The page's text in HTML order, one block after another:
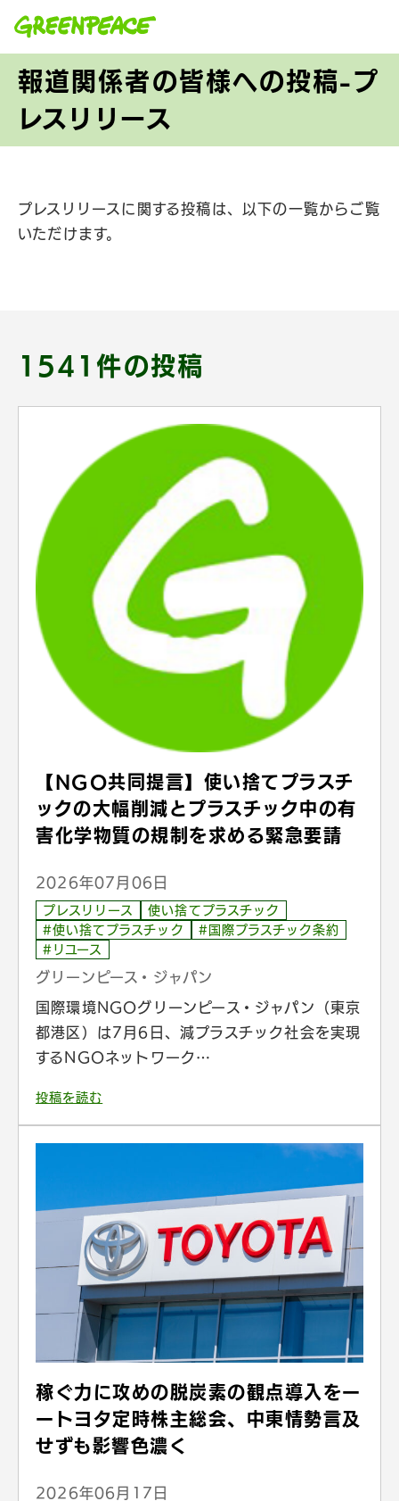
報道関係者の皆様への投稿-プ
レスリリース
プレスリリースに関する投稿は、以下の一覧からご覧
いただけます。
1541件の投稿
【NGO共同提言】使い捨てプラスチ
ックの大幅削減とプラスチック中の有
害化学物質の規制を求める緊急要請
2026年07月06日
プレスリリース
使い捨てプラスチック
#使い捨てプラスチック
#国際プラスチック条約
#リユース
グリーンピース・ジャパン
国際環境NGOグリーンピース・ジャパン（東京
都港区）は7月6日、減プラスチック社会を実現
するNGOネットワーク…
投稿を読む
稼ぐ力に攻めの脱炭素の観点導入をー
ートヨタ定時株主総会、中東情勢言及
せずも影響色濃く
2026年06月17日